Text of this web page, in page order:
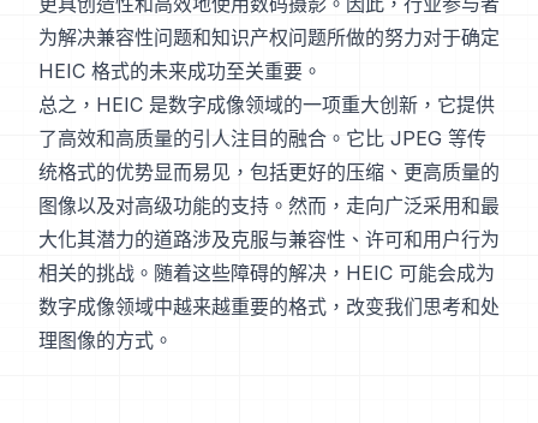
为解决兼容性问题和知识产权问题所做的努力对于确定
HEIC 格式的未来成功至关重要。
总之，HEIC 是数字成像领域的一项重大创新，它提供
了高效和高质量的引人注目的融合。它比 JPEG 等传
统格式的优势显而易见，包括更好的压缩、更高质量的
图像以及对高级功能的支持。然而，走向广泛采用和最
大化其潜力的道路涉及克服与兼容性、许可和用户行为
相关的挑战。随着这些障碍的解决，HEIC 可能会成为
数字成像领域中越来越重要的格式，改变我们思考和处
理图像的方式。